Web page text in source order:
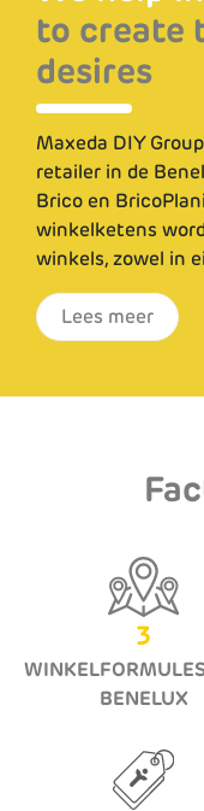
to create
desires
Maxeda DIY
retailer in de
Brico en
winkelketens
winkels, zowel in
Lees meer
to create
desires
Maxeda DIY
retailer in de
Brico en
winkelketens
winkels, zowel in
Lees meer
3
BENELUX